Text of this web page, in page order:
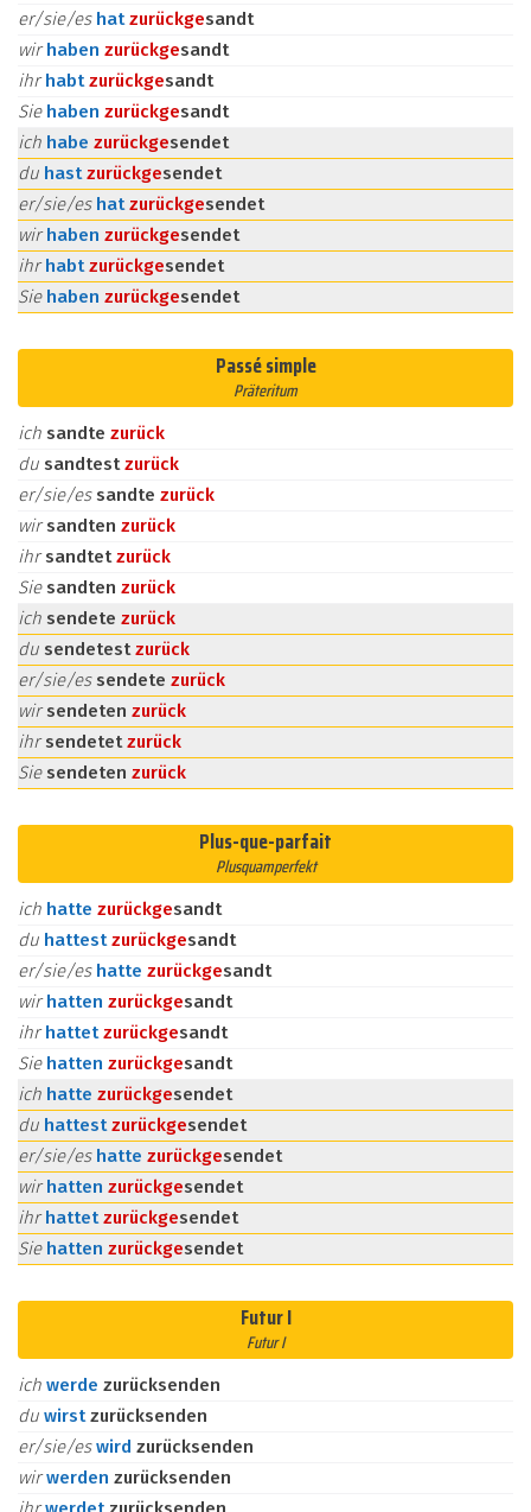
er/sie/es hatzurückgesandt
wirhaben zurückgesandt
ihrhabtzurückgesandt
Sie haben zurückgesandt
ich habe zurückgesendet
du hastzurückgesendet
er/sie/es hatzurückgesendet
wirhaben zurückgesendet
ihrhabtzurückgesendet
Sie haben zurückgesendet
Passé simple
Präteritum
ich sandte zurück
du sandtestzurück
er/sie/es sandte zurück
wirsandten zurück
ihrsandtetzurück
Sie sandten zurück
ich sendete zurück
du sendetestzurück
er/sie/es sendete zurück
wirsendeten zurück
ihrsendetetzurück
Sie sendeten zurück
Plus-que-parfait
Plusquamperfekt
ich hatte zurückgesandt
du hattestzurückgesandt
er/sie/es hatte zurückgesandt
wirhatten zurückgesandt
ihrhattetzurückgesandt
Sie hatten zurückgesandt
ich hatte zurückgesendet
du hattestzurückgesendet
er/sie/es hatte zurückgesendet
wirhatten zurückgesendet
ihrhattetzurückgesendet
Sie hatten zurückgesendet
Futur I
Futur I
ich werde zurücksenden
du wirstzurücksenden
er/sie/eswird zurücksenden
wirwerden zurücksenden